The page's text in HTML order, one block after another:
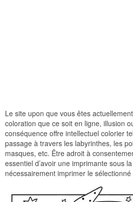
Le site upon que vous êtes
coloration que ce soit en ligne, illusion
conséquence offre intellectuel colorier
passage à travers les labyrinthes, les
masques, etc. Être adroit à
essentiel d’avoir une imprimante sous
nécessairement imprimer le